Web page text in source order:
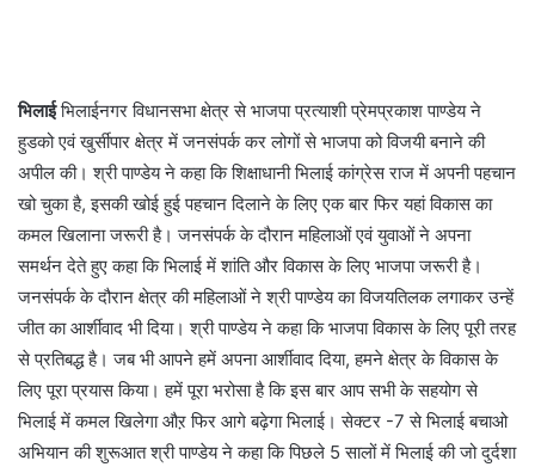
भिलाईभिलाईनगर विधानसभा क्षेत्र से भाजपा प्रत्याशी प्रेमप्रकाश पाण्डेय ने
हुडको एवं खुर्सीपार क्षेत्र में जनसंपर्क कर लोगों से भाजपा को विजयी बनाने की
अपील की। श्री पाण्डेय ने कहा कि शिक्षाधानी भिलाई कांग्रेस राज में अपनी पहचान
खो चुका है, इसकी खोई हुई पहचान दिलाने के लिए एक बार फिर यहां विकास का
कमल खिलाना जरूरी है। जनसंपर्क के दौरान महिलाओं एवं युवाओं ने अपना
समर्थन देते हुए कहा कि भिलाई में शांति और विकास के लिए भाजपा जरूरी है।
जनसंपर्क के दौरान क्षेत्र की महिलाओं ने श्री पाण्डेय का विजयतिलक लगाकर उन्हें
जीत का आर्शीवाद भी दिया। श्री पाण्डेय ने कहा कि भाजपा विकास के लिए पूरी तरह
से प्रतिबद्ध है। जब भी आपने हमें अपना आर्शीवाद दिया, हमने क्षेत्र के विकास के
लिए पूरा प्रयास किया। हमें पूरा भरोसा है कि इस बार आप सभी के सहयोग से
भिलाई में कमल खिलेगा औऱ फिर आगे बढ़ेगा भिलाई। सेक्टर -7 से भिलाई बचाओ
अभियान की शुरूआत श्री पाण्डेय ने कहा कि पिछले 5 सालों में भिलाई की जो दुर्दशा